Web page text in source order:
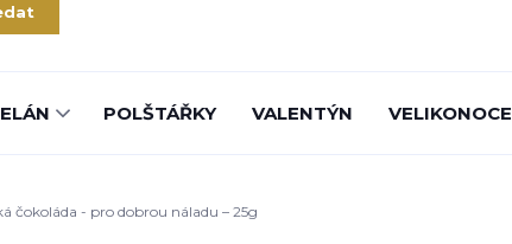
POLŠTÁŘKY VALENTÝN VELIKONOCE
čokoláda - pro dobrou náladu – 25g